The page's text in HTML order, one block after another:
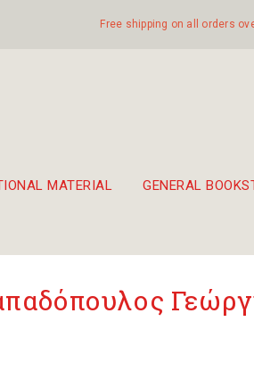
Free shipping on all orders
MATERIAL GENERAL